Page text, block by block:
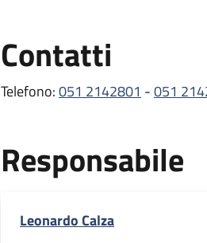
antiretrovirali) e partecipa a vari
alle comorbosità e all’efficacia/
L’ambulatorio si occupa dei
monitoraggio dell’infezione, oltre
farmaci per il trattamento delle
Contatti
Telefono:051 2142801 -051
Responsabile
Leonardo Calza